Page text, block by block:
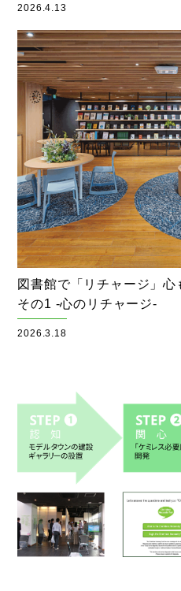
2026.4.13
図書館で「リチャージ」心
その1 -心のリチャージ-
2026.3.18